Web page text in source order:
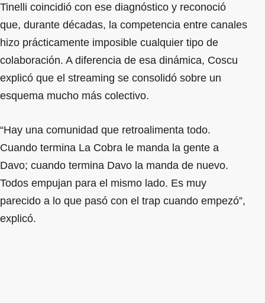
Tinelli coincidió con ese diagnóstico y reconoció
que, durante décadas, la competencia entre canales
hizo prácticamente imposible cualquier tipo de
colaboración. A diferencia de esa dinámica, Coscu
explicó que el streaming se consolidó sobre un
esquema mucho más colectivo.
“Hay una comunidad que retroalimenta todo.
Cuando termina La Cobra le manda la gente a
Davo; cuando termina Davo la manda de nuevo.
Todos empujan para el mismo lado. Es muy
parecido a lo que pasó con el trap cuando empezó”,
explicó.